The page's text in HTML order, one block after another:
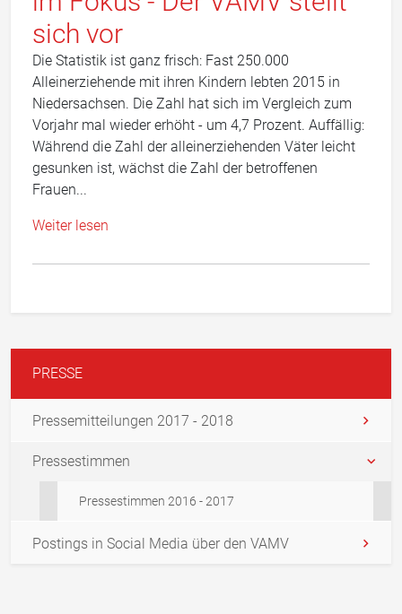
sich vor
Die Statistik ist ganz frisch: Fast 250.000
Alleinerziehende mit ihren Kindern lebten 2015 in
Niedersachsen. Die Zahl hat sich im Vergleich zum
Vorjahr mal wieder erhöht - um 4,7 Prozent. Auffällig:
Während die Zahl der alleinerziehenden Väter leicht
gesunken ist, wächst die Zahl der betroffenen
Frauen...
Weiter lesen
PRESSE
Pressemitteilungen 2017 - 2018
Pressestimmen
Pressestimmen 2016 - 2017
Postings in Social Media über den VAMV